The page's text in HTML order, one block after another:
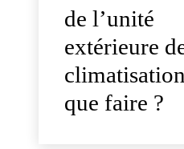
de l’unité
extérieure
que faire ?